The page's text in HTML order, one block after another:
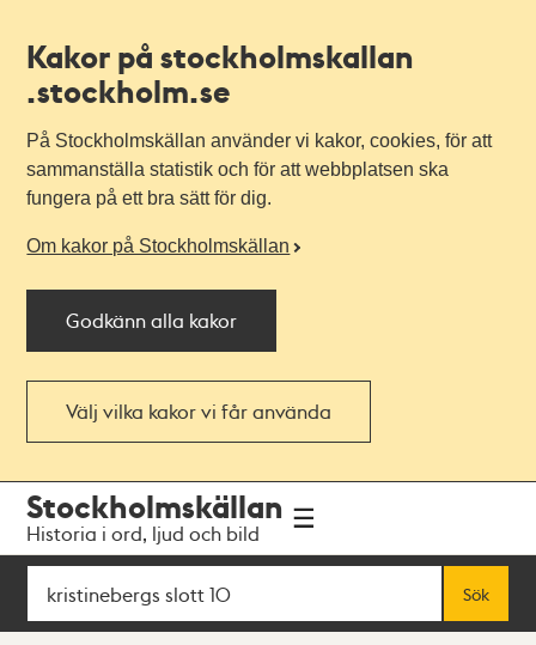
Kakor på stockholmskallan
.stockholm.se
På Stockholmskällan använder vi kakor, cookies, för att
sammanställa statistik och för att webbplatsen ska
fungera på ett bra sätt för dig.
Om kakor på Stockholmskällan
Godkänn alla kakor
Välj vilka kakor vi får använda
navigationen
huvudinnehållet
Stockholmskällan
Historia i ord, ljud och bild
Sök
Sök